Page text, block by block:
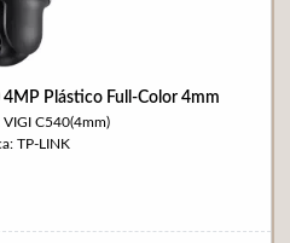
4MP Plástico Full-Color 4mm
VIGI C540(4mm)
TP-LINK